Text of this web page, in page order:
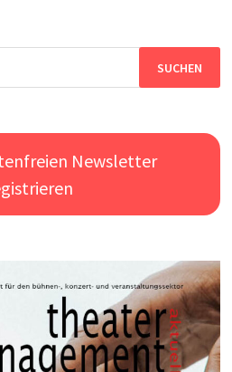
Newsletter